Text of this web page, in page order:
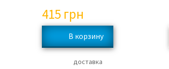
415 грн
доставка